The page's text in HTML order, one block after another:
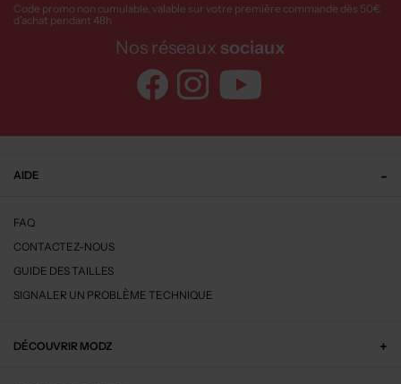
Code promo non cumulable, valable sur votre première commande dès 50€
d’achat pendant 48h
Nos réseaux sociaux
AIDE
FAQ
CONTACTEZ-NOUS
GUIDE DES TAILLES
SIGNALER UN PROBLÈME TECHNIQUE
DÉCOUVRIR MODZ